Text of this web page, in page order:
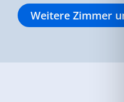
Weitere Zimmer